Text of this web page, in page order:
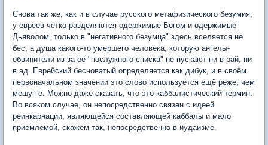
Снова так же, как и в случае русского метафизического безумия,
у евреев чётко разделяются одержимые Богом и одержимые
Дьяволом, только в "негативного безумца" здесь вселяется не
бес, а душа какого-то умершего человека, которую ангелы-
обвинители из-за её "послужного списка" не пускают ни в рай, ни
в ад. Еврейский бесноватый определяется как дибук, и в своём
первоначальном значении это слово используется ещё реже, чем
мешугге. Можно даже сказать, что это каббалистический термин.
Во всяком случае, он непосредственно связан с идеей
реинкарнации, являющейся составляющей каббалы и мало
приемлемой, скажем так, непосредственно в иудаизме.